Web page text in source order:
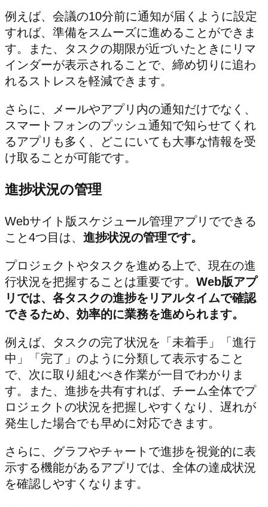
例えば、会議の10分前に通知が届くように設定
すれば、準備をスムーズに進めることができま
す。また、タスクの期限が近づいたときにリマ
インダーが表示されることで、締め切りに追わ
れるストレスを軽減できます。
さらに、メールやアプリ内の通知だけでなく、
スマートフォンのプッシュ通知で知らせてくれ
るアプリも多く、どこにいても大事な情報を受
け取ることが可能です。
進捗状況の管理
Webサイト版スケジュール管理アプリでできる
こと4つ目は、 進捗状況の管理です。
プロジェクトやタスクを進める上で、現在の進
行状況を把握することは重要です。 Web版アプ
リでは、各タスクの進捗をリアルタイムで確認
できるため、効率的に業務を進められます。
例えば、タスクの完了状況を「未着手」「進行
中」「完了」のように分類して表示すること
で、次に取り組むべき作業が一目でわかりま
す。また、進捗を共有すれば、チーム全体でプ
ロジェクトの状況を把握しやすくなり、遅れが
発生した場合でも早めに対応できます。
さらに、グラフやチャートで進捗を視覚的に表
示する機能があるアプリでは、全体の達成状況
を確認しやすくなります。